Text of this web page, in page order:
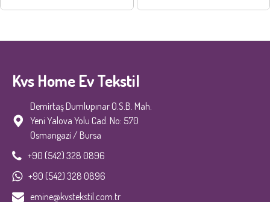
Kvs Home Ev Tekstil
Demirtaş Dumlupınar O.S.B. Mah.
Yeni Yalova Yolu Cad. No: 570
Osmangazi / Bursa
+90 (542) 328 0896
+90 (542) 328 0896
emine@kvstekstil.com.tr